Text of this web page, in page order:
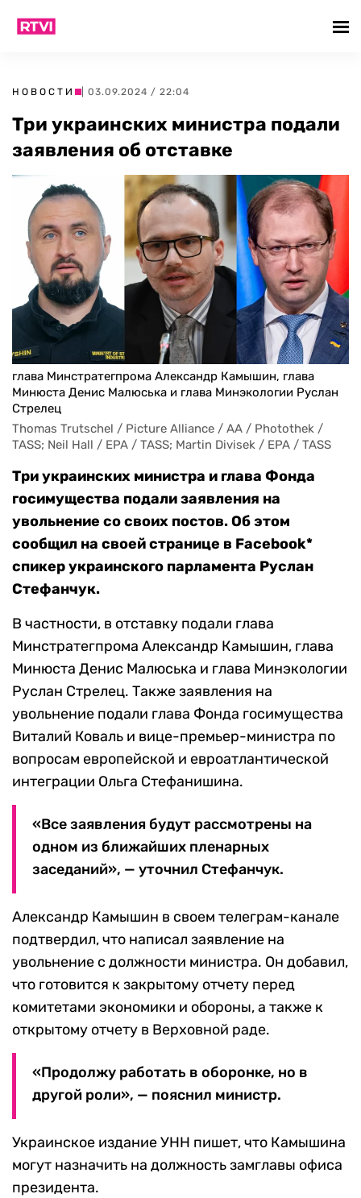
НОВОСТИ | 03.09.2024 / 22:04
Три украинских министра подали
заявления об отставке
глава Минстратегпрома Александр Камышин, глава
Минюста Денис Малюська и глава Минэкологии Руслан
Стрелец
Thomas Trutschel / Picture Alliance / AA / Photothek /
TASS; Neil Hall / EPA / TASS; Martin Divisek / EPA / TASS
Три украинских министра и глава Фонда
госимущества подали заявления на
увольнение со своих постов. Об этом
сообщил на своей странице в Facebook*
спикер украинского парламента Руслан
Стефанчук.
В частности, в отставку подали глава
Минстратегпрома Александр Камышин, глава
Минюста Денис Малюська и глава Минэкологии
Руслан Стрелец. Также заявления на
увольнение подали глава Фонда госимущества
Виталий Коваль и вице-премьер-министра по
вопросам европейской и евроатлантической
интеграции Ольга Стефанишина.
«Все заявления будут рассмотрены на
одном из ближайших пленарных
заседаний», — уточнил Стефанчук.
Александр Камышин в своем телеграм-канале
подтвердил, что написал заявление на
увольнение с должности министра. Он добавил,
что готовится к закрытому отчету перед
комитетами экономики и обороны, а также к
открытому отчету в Верховной раде.
«Продолжу работать в оборонке, но в
другой роли», — пояснил министр.
Украинское издание УНН пишет, что Камышина
могут назначить на должность замглавы офиса
президента.